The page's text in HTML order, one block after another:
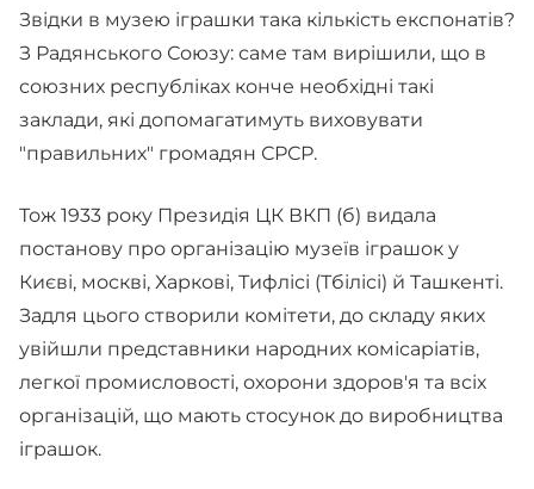
Звідки в музею іграшки така кількість експонатів?
З Радянського Союзу: саме там вирішили, що в
союзних республіках конче необхідні такі
заклади, які допомагатимуть виховувати
"правильних" громадян СРСР.
Тож 1933 року Президія ЦК ВКП (б) видала
постанову про організацію музеїв іграшок у
Києві, москві, Харкові, Тифлісі (Тбілісі) й Ташкенті.
Задля цього створили комітети, до складу яких
увійшли представники народних комісаріатів,
легкої промисловості, охорони здоров'я та всіх
організацій, що мають стосунок до виробництва
іграшок.